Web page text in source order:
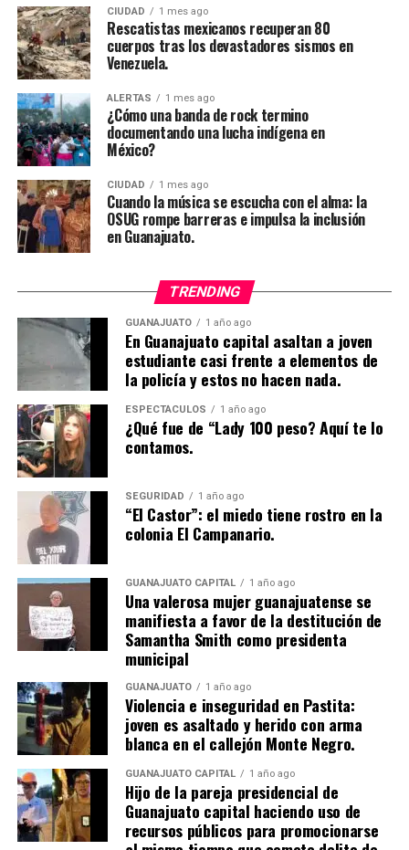
CIUDAD 1 mes ago
Rescatistas mexicanos recuperan 80
cuerpos tras los devastadores sismos en
Venezuela.
ALERTAS 1 mes ago
¿Cómo una banda de rock termino
documentando una lucha indígena en
México?
CIUDAD 1 mes ago
Cuando la música se escucha con el alma: la
OSUG rompe barreras e impulsa la inclusión
en Guanajuato.
TRENDING
GUANAJUATO 1 año ago
En Guanajuato capital asaltan a joven
estudiante casi frente a elementos de
la policía y estos no hacen nada.
ESPECTÁCULOS 1 año ago
¿Qué fue de “Lady 100 peso? Aquí te lo
contamos.
SEGURIDAD 1 año ago
“El Castor”: el miedo tiene rostro en la
colonia El Campanario.
GUANAJUATO CAPITAL 1 año ago
Una valerosa mujer guanajuatense se
manifiesta a favor de la destitución de
Samantha Smith como presidenta
municipal
GUANAJUATO 1 año ago
Violencia e inseguridad en Pastita:
joven es asaltado y herido con arma
blanca en el callejón Monte Negro.
GUANAJUATO CAPITAL 1 año ago
Hijo de la pareja presidencial de
Guanajuato capital haciendo uso de
recursos públicos para promocionarse